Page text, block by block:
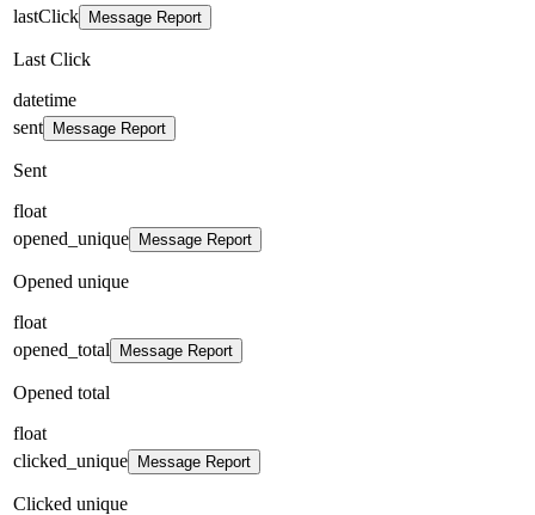
lastClick
Message Report
Last Click
datetime
sent
Message Report
Sent
float
opened_unique
Message Report
Opened unique
float
opened_total
Message Report
Opened total
float
clicked_unique
Message Report
Clicked unique